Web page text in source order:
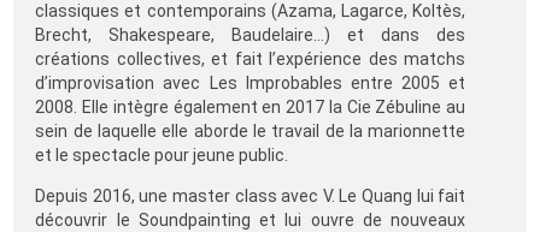
classiques et contemporains (Azama, Lagarce, Koltès,
Brecht, Shakespeare, Baudelaire…) et dans des
créations collectives, et fait l’expérience des matchs
d’improvisation avec Les Improbables entre 2005 et
2008. Elle intègre également en 2017 la Cie Zébuline au
sein de laquelle elle aborde le travail de la marionnette
et le spectacle pour jeune public.
Depuis 2016, une master class avec V. Le Quang lui fait
découvrir le Soundpainting et lui ouvre de nouveaux